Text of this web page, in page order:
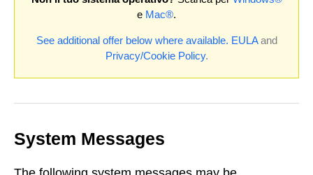
e Mac®.
See additional offer below where available. EULAand
Privacy/Cookie Policy.
System Messages